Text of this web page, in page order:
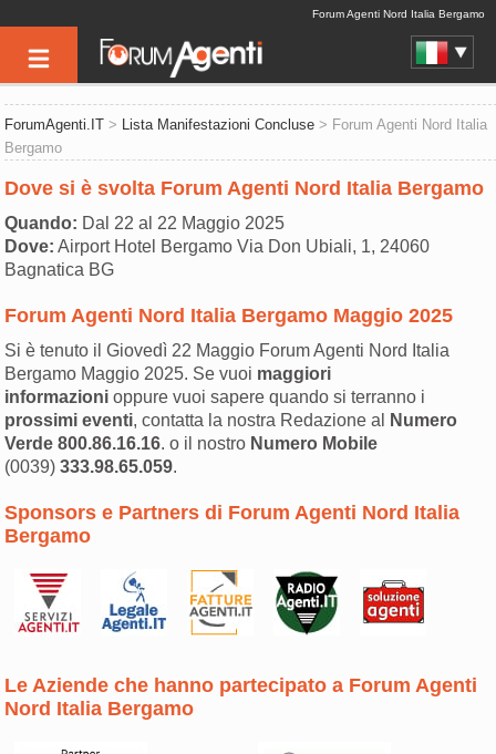
Forum Agenti Nord Italia Bergamo
ForumAgenti.IT > Lista Manifestazioni Concluse > Forum Agenti Nord Italia
Bergamo
Dove si è svolta Forum Agenti Nord Italia Bergamo
Quando: Dal 22 al 22 Maggio 2025
Dove: Airport Hotel Bergamo Via Don Ubiali, 1, 24060
Bagnatica BG
Forum Agenti Nord Italia Bergamo Maggio 2025
Si è tenuto il Giovedì 22 Maggio Forum Agenti Nord Italia
Bergamo Maggio 2025. Se vuoi maggiori
informazioni oppure vuoi sapere quando si terranno i
prossimi eventi, contatta la nostra Redazione al
Numero
Verde 800.86.16.16. o il nostro Numero Mobile
(0039)333.98.65.059.
Sponsors e Partners di Forum Agenti Nord Italia
Bergamo
Le Aziende che hanno partecipato a Forum Agenti
Nord Italia Bergamo